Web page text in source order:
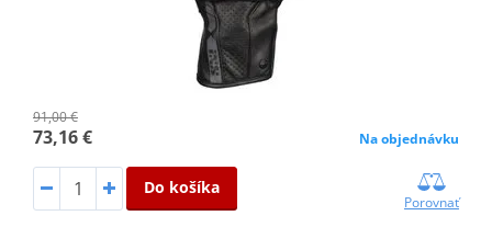
91,00 €
73,16 € Na objednávku
Do košíka
Porovnať